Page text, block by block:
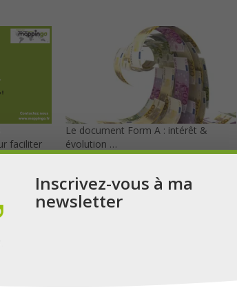
faciliter
Le document Form A : intérêt &
évolution …
Inscrivez-vous à ma
newsletter